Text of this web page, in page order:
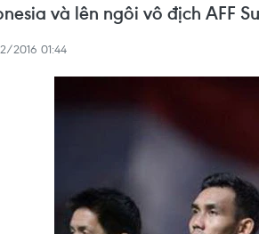
và lên ngôi vô địch AFF
2016 01:44